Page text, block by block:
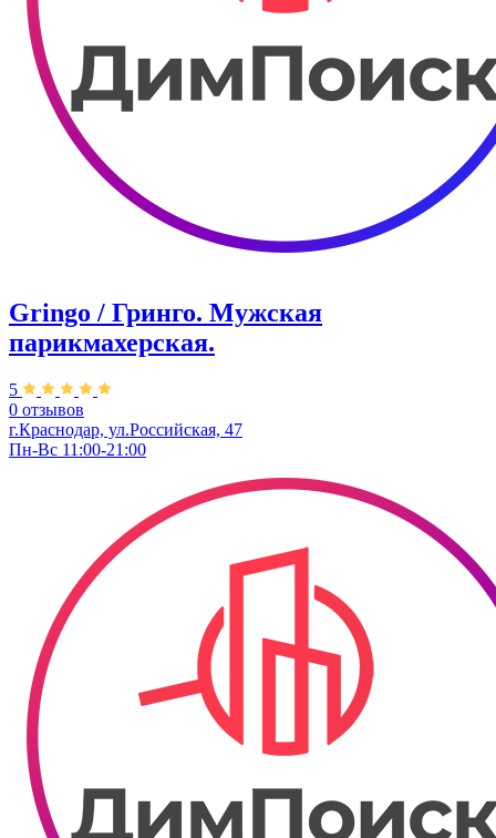
Gringo / Гринго. Мужская
парикмахерская.
5
0 отзывов
г.Краснодар, ул.Российская, 47
Пн-Вс 11:00-21:00